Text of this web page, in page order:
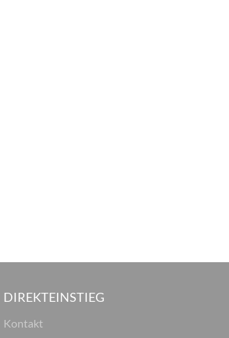
DIREKTEINSTIEG
Kontakt